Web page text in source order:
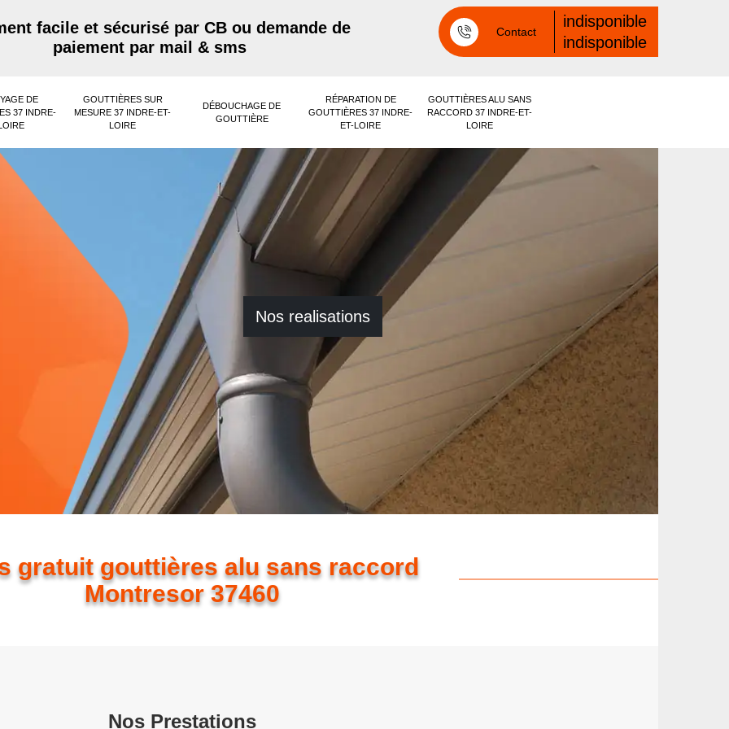
facile et sécurisé par CB ou demande de
paiement par mail & sms
Contact
indisponible
indisponible
DE
37 INDRE-
GOUTTIÈRES SUR
MESURE 37 INDRE-ET-
LOIRE
DÉBOUCHAGE DE
GOUTTIÈRE
RÉPARATION DE
GOUTTIÈRES 37 INDRE-
ET-LOIRE
GOUTTIÈRES ALU SANS
RACCORD 37 INDRE-ET-
LOIRE
Nos realisations
gratuit gouttières alu sans raccord
Montresor 37460
Nos Prestations